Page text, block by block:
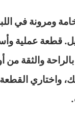
ومرونة في
قطعة عملية
والثقة من
واختاري